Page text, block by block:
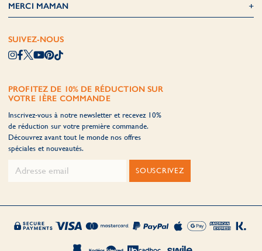
MERCI MAMAN
SUIVEZ-NOUS
PROFITEZ DE 10% DE RÉDUCTION SUR
VOTRE 1ÈRE COMMANDE
Inscrivez-vous à notre newsletter et recevez 10%
de réduction sur votre première commande.
Découvrez avant tout le monde nos offres
spéciales et nouveautés.
SOUSCRIVEZ